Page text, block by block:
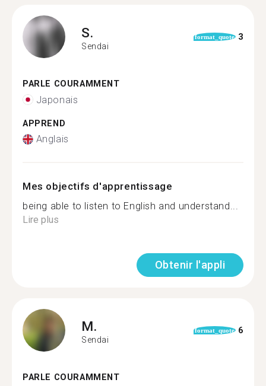
S.
Sendai
format_quote 3
PARLE COURAMMENT
Japonais
APPREND
Anglais
Mes objectifs d'apprentissage
being able to listen to English and understand...
Lire plus
Obtenir l'appli
M.
Sendai
format_quote 6
PARLE COURAMMENT